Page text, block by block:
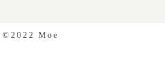
©2022 Moe